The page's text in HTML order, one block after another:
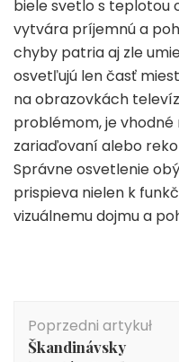
biele svetlo s teplotou
vytvára príjemnú a
chyby patria aj zle
osvetľujú len časť
na obrazovkách
problémom, je
zariaďovaní alebo
Správne osvetlenie
prispieva nielen k
vizuálnemu dojmu a
wpisu
Poprzedni artykuł
Škandinávsky